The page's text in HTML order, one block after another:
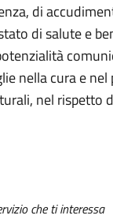
di
di salute e
nella cura e
nel rispetto
che ti interessa